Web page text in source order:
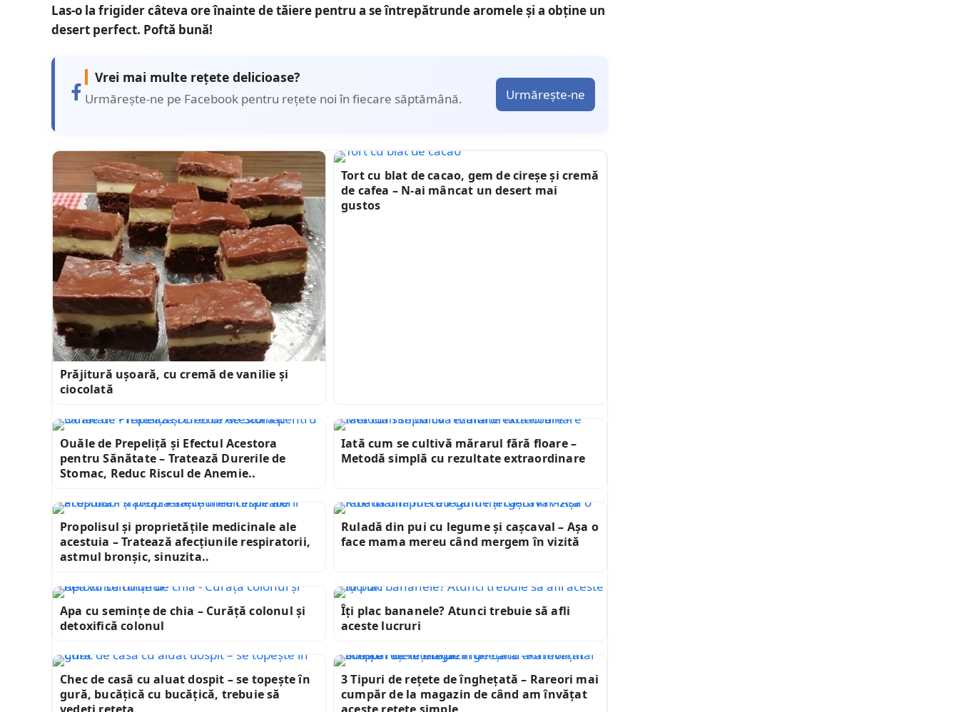
Las-o la frigider câteva ore înainte de tăiere pentru a se întrepătrunde aromele și a obține un
desert perfect. Poftă bună!
Vrei mai multe rețete delicioase?
Urmărește-ne pe Facebook pentru rețete noi în fiecare săptămână. Urmărește-ne
Prăjitură ușoară, cu cremă de vanilie și
ciocolată
Tort cu blat de cacao, gem de cireșe și cremă
de cafea – N-ai mâncat un desert mai
gustos
Ouăle de Prepeliță și Efectul Acestora
pentru Sănătate – Tratează Durerile de
Stomac, Reduc Riscul de Anemie..
Iată cum se cultivă mărarul fără floare –
Metodă simplă cu rezultate extraordinare
Propolisul și proprietățile medicinale ale
acestuia – Tratează afecțiunile respiratorii,
astmul bronșic, sinuzita..
Ruladă din pui cu legume și cașcaval – Așa o
face mama mereu când mergem în vizită
Apa cu semințe de chia – Curăță colonul și
detoxifică colonul
Îți plac bananele? Atunci trebuie să afli
aceste lucruri
Chec de casă cu aluat dospit – se topește în
gură, bucățică cu bucățică, trebuie să
3 Tipuri de rețete de înghețată – Rareori mai
cumpăr de la magazin de când am învățat